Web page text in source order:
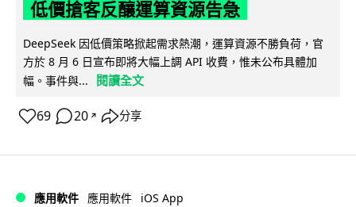
低價搶客反釀運算資源告急
DeepSeek 因低價策略掀起需求熱潮，運算資源不勝負荷，官
方於 8 月 6 日宣布即將大幅上調 API 收費，惟未公布具體加
幅。事件與...
閱讀全文
69 20 ↗ 分享
應用軟件 應用軟件 iOS App